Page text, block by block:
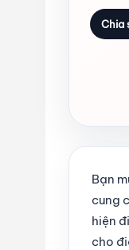
Chia
Bạn
cung
hiện
cho